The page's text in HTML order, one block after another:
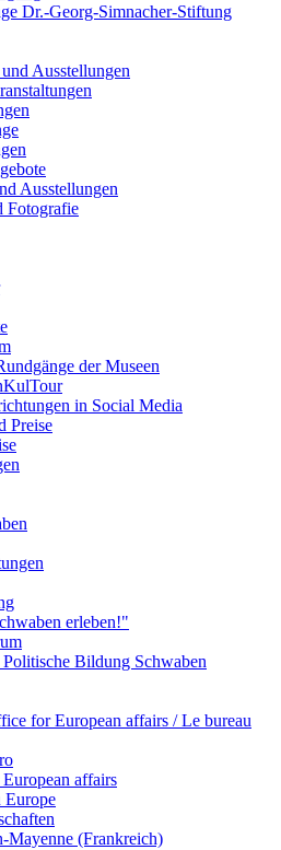
Dr.-Georg-Simnacher-Stiftung
Ausstellungen
Ausstellungen
Fotografie
der Museen
in Social Media
Preise
erleben!"
Bildung Schwaben
for European affairs / Le bureau
affairs
Europe
Mayenne (Frankreich)